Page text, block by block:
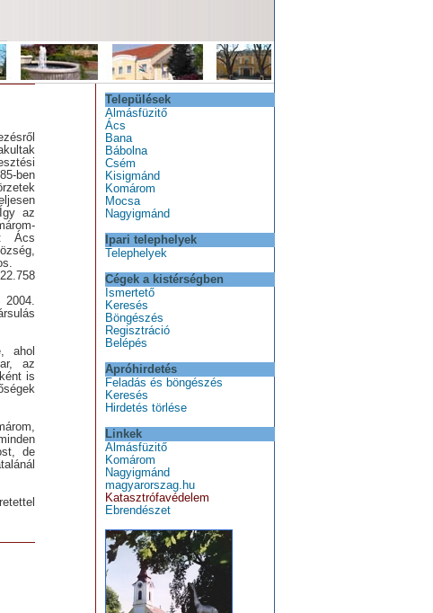
Települések
Almásfüzitő
Ács
Bana
Bábolna
Csém
Kisigmánd
Komárom
Mocsa
Nagyigmánd
Ipari telephelyek
Telephelyek
Cégek a kistérségben
Ismertető
Keresés
Böngészés
Regisztráció
Belépés
Apróhirdetés
Feladás és böngészés
Keresés
Hirdetés törlése
Linkek
Almásfüzitő
Komárom
Nagyigmánd
magyarorszag.hu
Katasztrófavédelem
Ebrendészet
ben
az
Ács
ahol
az
is
de